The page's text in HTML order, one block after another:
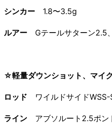
シンカー 1.8〜3.5g
ルアー Gテールサターン2.5
☆軽量ダウンショット、マイ
ロッド ワイルドサイド
ライン アブソルート2.5ポン